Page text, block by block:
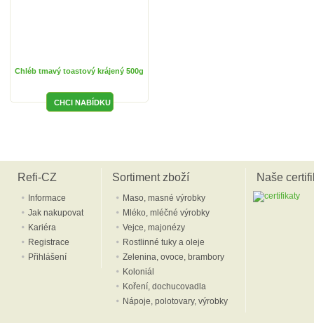
Chléb tmavý toastový krájený 500g
Refi-CZ
Informace
Jak nakupovat
Kariéra
Registrace
Přihlášení
Sortiment zboží
Maso, masné výrobky
Mléko, mléčné výrobky
Vejce, majonézy
Rostlinné tuky a oleje
Zelenina, ovoce, brambory
Koloniál
Koření, dochucovadla
Nápoje, polotovary, výrobky
Naše